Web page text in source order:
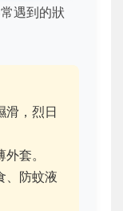
遇到的狀
滑，烈日
套。
、防蚊液